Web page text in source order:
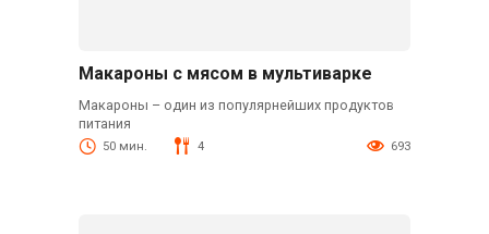
Макароны с мясом в мультиварке
Макароны – один из популярнейших продуктов
питания
50 мин. 4 693